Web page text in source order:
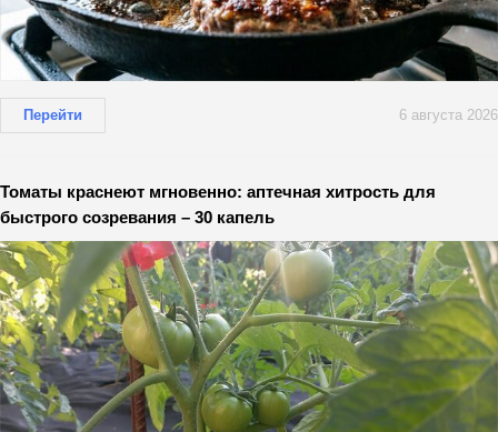
Перейти 6 августа 2026
Томаты краснеют мгновенно: аптечная хитрость для
быстрого созревания – 30 капель